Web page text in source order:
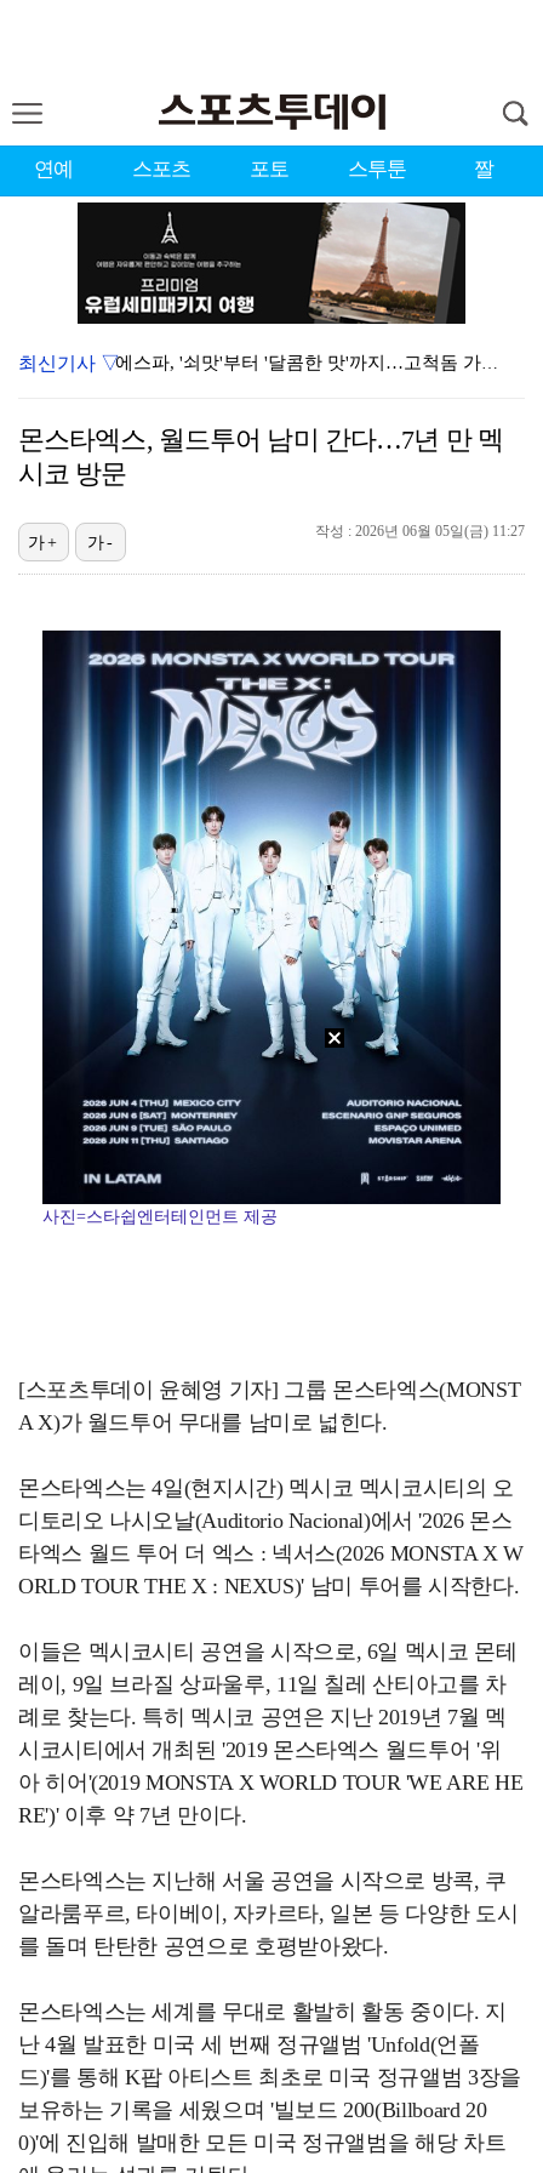
연예 스포츠 포토 스투툰 짤
에스파, '쇠맛'부터 '달콤한 맛'까지…고척돔 가득 채…
에스파 고척돔 공연에 반가운 얼굴…아이들 미연·트와이스…
'첫 승 도전' 장은수 "우승 의식하기보다 내 플레이에…
최신기사 ▽
몬스타엑스, 월드투어 남미 간다…7년 만 멕
시코 방문
작성 : 2026년 06월 05일(금) 11:27
가+ 가-
사진=스타쉽엔터테인먼트 제공
[스포츠투데이 윤혜영 기자] 그룹 몬스타엑스(MONST
A X)가 월드투어 무대를 남미로 넓힌다.
몬스타엑스는 4일(현지시간) 멕시코 멕시코시티의 오
디토리오 나시오날(Auditorio Nacional)에서 '2026 몬스
타엑스 월드 투어 더 엑스 : 넥서스(2026 MONSTA X W
ORLD TOUR THE X : NEXUS)' 남미 투어를 시작한다.
이들은 멕시코시티 공연을 시작으로, 6일 멕시코 몬테
레이, 9일 브라질 상파울루, 11일 칠레 산티아고를 차
례로 찾는다. 특히 멕시코 공연은 지난 2019년 7월 멕
시코시티에서 개최된 '2019 몬스타엑스 월드투어 '위
아 히어'(2019 MONSTA X WORLD TOUR 'WE ARE HE
RE')' 이후 약 7년 만이다.
몬스타엑스는 지난해 서울 공연을 시작으로 방콕, 쿠
알라룸푸르, 타이베이, 자카르타, 일본 등 다양한 도시
를 돌며 탄탄한 공연으로 호평받아왔다.
몬스타엑스는 세계를 무대로 활발히 활동 중이다. 지
난 4월 발표한 미국 세 번째 정규앨범 'Unfold(언폴
드)'를 통해 K팝 아티스트 최초로 미국 정규앨범 3장을
보유하는 기록을 세웠으며 '빌보드 200(Billboard 20
0)'에 진입해 발매한 모든 미국 정규앨범을 해당 차트